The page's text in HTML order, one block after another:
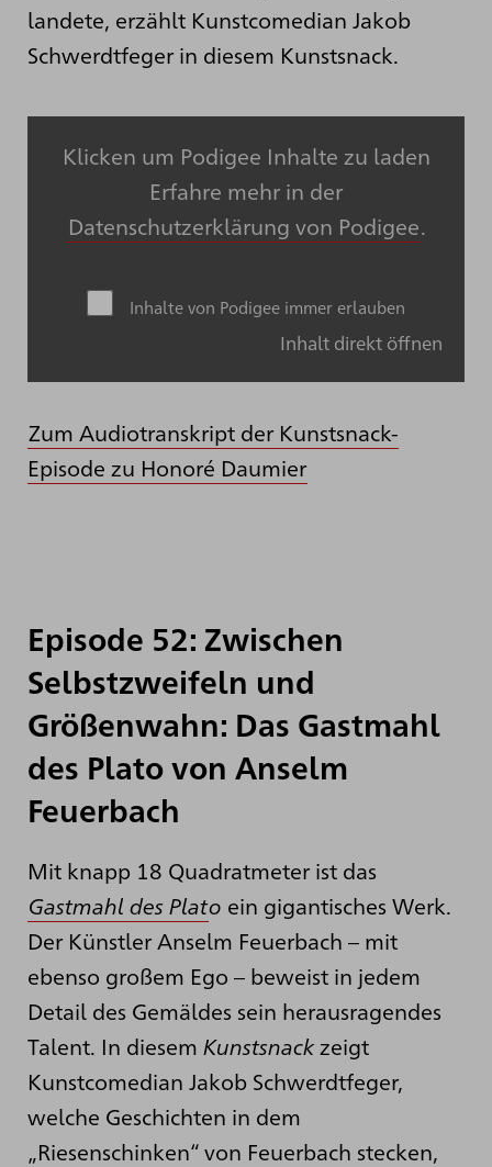
landete, erzählt Kunstcomedian Jakob
Schwerdtfeger in diesem Kunstsnack.
Klicken um Podigee Inhalte zu laden
Erfahre mehr in der
Datenschutzerklärung von Podigee.
Inhalte von Podigee immer erlauben
Inhalt direkt öffnen
Zum Audiotranskript der Kunstsnack-
Episode zu Honoré Daumier
Episode 52: Zwischen
Selbstzweifeln und
Größenwahn: Das Gastmahl
des Plato von Anselm
Feuerbach
Mit knapp 18 Quadratmeter ist das
Gastmahl des Plato ein gigantisches Werk.
Der Künstler Anselm Feuerbach – mit
ebenso großem Ego – beweist in jedem
Detail des Gemäldes sein herausragendes
Talent. In diesem Kunstsnackzeigt
Kunstcomedian Jakob Schwerdtfeger,
welche Geschichten in dem
„Riesenschinken“ von Feuerbach stecken,